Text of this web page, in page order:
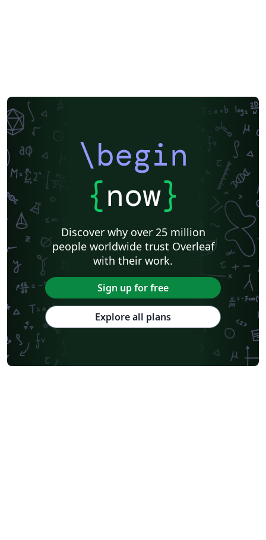
\begin
{now}
Discover why over 25 million
people worldwide trust Overleaf
with their work.
Sign up for free
Explore all plans